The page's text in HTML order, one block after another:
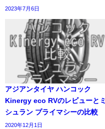
2023年7月6日
アジアンタイヤ ハンコック
Kinergy eco RVのレビューとミ
シュラン プライマシーの比較
2020年12月1日